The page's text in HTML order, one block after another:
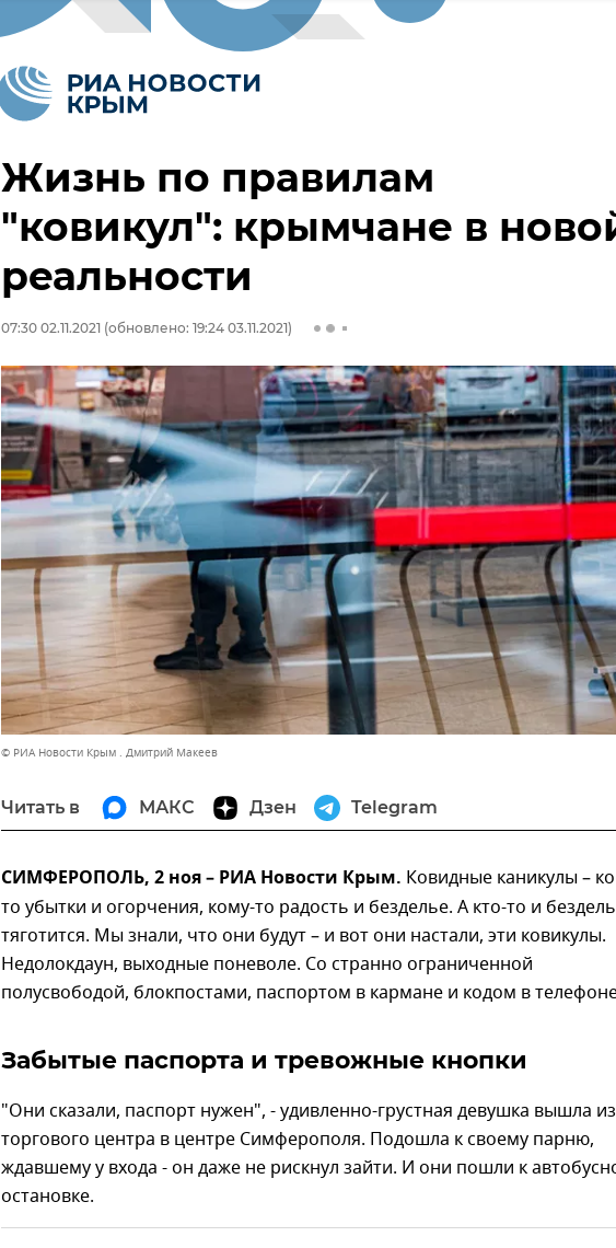
Жизнь по правилам
"ковикул": крымчане в
реальности
07:30 02.11.2021 (обновлено: 19:24 03.11.2021)
© РИА Новости Крым . Дмитрий Макеев
Читать в МАКС Дзен Telegram
СИМФЕРОПОЛЬ, 2 ноя – РИА Новости Крым. Ковидные каникулы –
то убытки и огорчения, кому-то радость и безделье. А кто-то и
тяготится. Мы знали, что они будут – и вот они настали, эти ковикулы.
Недолокдаун, выходные поневоле. Со странно ограниченной
полусвободой, блокпостами, паспортом в кармане и кодом в
Забытые паспорта и тревожные кнопки
"Они сказали, паспорт нужен", - удивленно-грустная девушка вышла из
торгового центра в центре Симферополя. Подошла к своему парню,
ждавшему у входа - он даже не рискнул зайти. И они пошли к
остановке.